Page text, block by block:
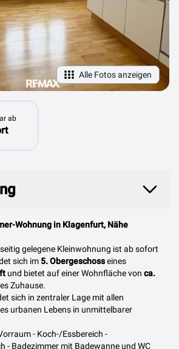
Alle Fotos anzeigen
ab
Wohnung in Klagenfurt, Nähe
gelegene Kleinwohnung ist ab sofort
sich im 5. Obergeschosseines
und bietet auf einer Wohnfläche von ca.
Zuhause.
sich in zentraler Lage mit allen
urbanen Lebens in unmittelbarer
- Koch-/Essbereich -
- Badezimmer mit Badewanne und WC